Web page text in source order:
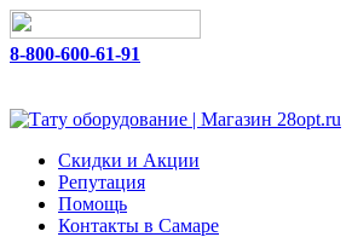
8-800-600-61-91
Скидки и Акции
Репутация
Помощь
Контакты в Самаре